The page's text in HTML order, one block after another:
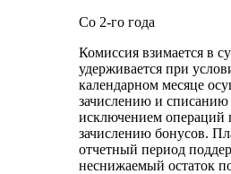
Со 2-го года
Комиссия взимается в
удерживается при
календарном месяце
зачислению и списанию
исключением операций
зачислению бонусов.
отчетный период
неснижаемый остаток